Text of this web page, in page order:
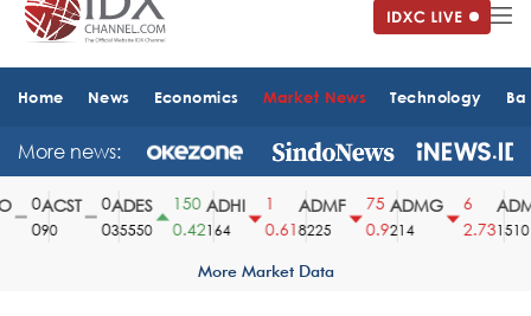
Home News Economics Market News Technology
More news:
ACST
90
ADES
35550
150
0.42
ADHI
164
0.61
ADMF
8225
75
0.9
ADMG
214
2.73
ADMR
1510
More Market Data